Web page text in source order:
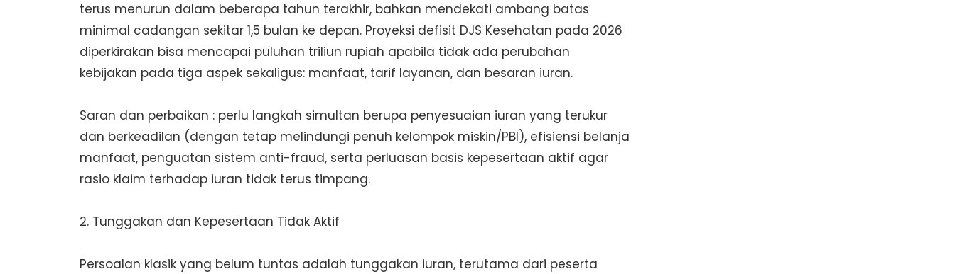
terus menurun dalam beberapa tahun terakhir, bahkan mendekati ambang batas
minimal cadangan sekitar 1,5 bulan ke depan. Proyeksi defisit DJS Kesehatan pada 2026
diperkirakan bisa mencapai puluhan triliun rupiah apabila tidak ada perubahan
kebijakan pada tiga aspek sekaligus: manfaat, tarif layanan, dan besaran iuran.
Saran dan perbaikan : perlu langkah simultan berupa penyesuaian iuran yang terukur
dan berkeadilan (dengan tetap melindungi penuh kelompok miskin/PBI), efisiensi belanja
manfaat, penguatan sistem anti-fraud, serta perluasan basis kepesertaan aktif agar
rasio klaim terhadap iuran tidak terus timpang.
2. Tunggakan dan Kepesertaan Tidak Aktif
Persoalan klasik yang belum tuntas adalah tunggakan iuran, terutama dari peserta